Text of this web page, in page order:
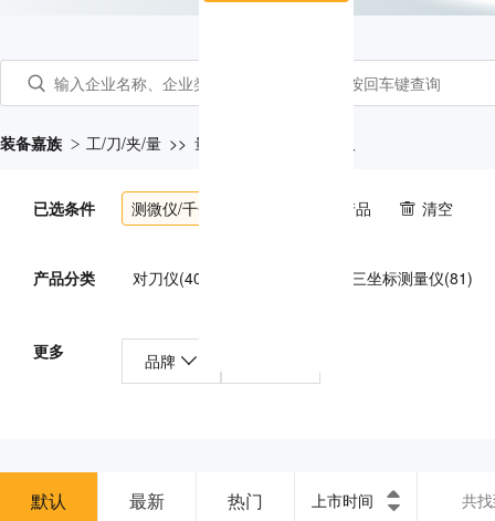
装备嘉族 工/刀/夹/量 >> 量仪
已选条件 测微仪/千分尺 个产品 清空
产品分类 对刀仪(40)
三坐标测量仪(81)
圆度仪(14)
更多 品牌
默认 最新 热门 上市时间 共